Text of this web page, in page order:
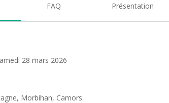
FAQ Présentation
28 mars 2026
Morbihan, Camors